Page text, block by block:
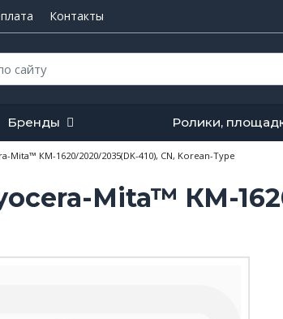
Контакты
Бренды Ролики,
Mita™ КМ-1620/2020/2035(DK-410), CN, Korean-Type
Mita™ КМ-